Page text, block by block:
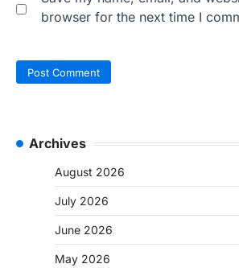
browser for the next time I
Archives
August 2026
July 2026
June 2026
May 2026